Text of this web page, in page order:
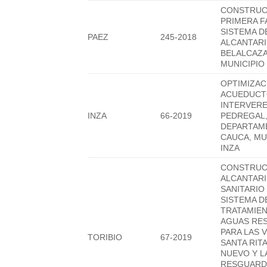
PAEZ 245-2018
PRIMERA
SISTEMA
MUNICIPIO
INZA 66-2019
CAUCA,
INZA
TORIBIO 67-2019
SANITARIO
SISTEMA
AGUAS
PARA LAS
SANTA
NUEVO Y